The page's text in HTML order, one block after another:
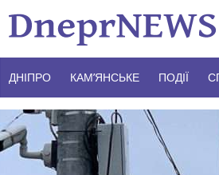
ДНІПРО КАМ’ЯНСЬКЕ ПОДІЇ